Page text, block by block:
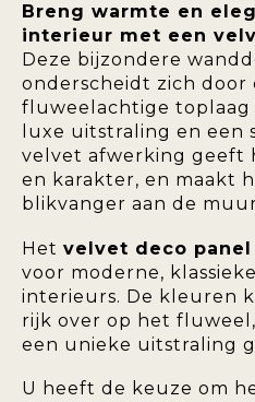
Breng warmte en
interieur met een
Deze bijzondere
onderscheidt zich door
fluweelachtige toplaag
luxe uitstraling en een
velvet afwerking geeft
en karakter, en maakt
blikvanger aan de
Het velvet deco panel
voor moderne,
interieurs. De kleuren
rijk over op het
een unieke uitstraling
U heeft de keuze om